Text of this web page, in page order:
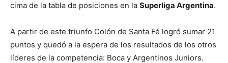
cima de la tabla de posiciones en la Superliga Argentina.
A partir de este triunfo Colón de Santa Fé logró sumar 21
puntos y quedó a la espera de los resultados de los otros
líderes de la competencia: Boca y Argentinos Juniors.